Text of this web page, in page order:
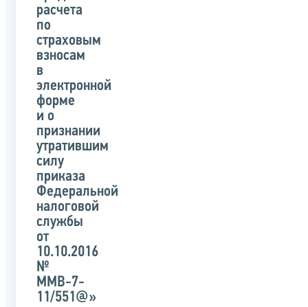
расчета
по
страховым
взносам
в
электронной
форме
и о
признании
утратившим
силу
приказа
Федеральной
налоговой
службы
от
10.10.2016
№
ММВ-7-
11/551@»